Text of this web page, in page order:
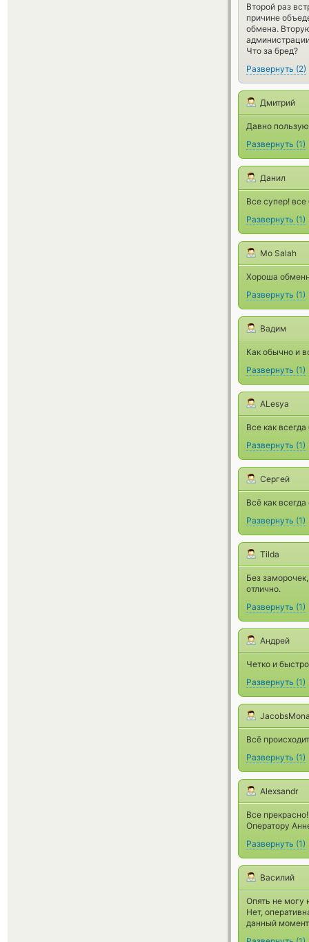
Второй раз
причине
обмена.
Что за бред?
Развернуть (2)
Дмитрий
Давно
Развернуть (1)
Данил
Все супер!
Развернуть (1)
Mo Salah
Хороша
Развернуть (1)
Вадим
Как обычно и
Развернуть (1)
ALesya
Все как
Развернуть (1)
Сергей
Всё как
Развернуть (1)
Tilda
Без
отлично.
Развернуть (1)
Андрей
Четко и
Развернуть (1)
Всё
Развернуть (1)
Alexsandr
Все
Оператору
Развернуть (1)
Василий
Опять не могу
Нет,
данный